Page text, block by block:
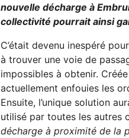
nouvelle décharge à
collectivité pourrait ainsi
C’était devenu inespéré
à trouver une voie de
impossibles à obtenir.
actuellement enfouies les
Ensuite, l’unique solution
utilisé par toutes les autres
décharge à proximité de la